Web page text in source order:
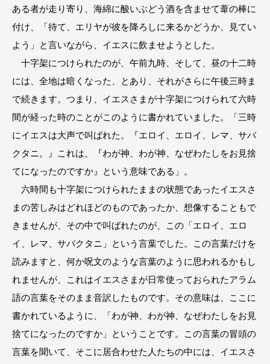
ある者が走り寄り、海綿に酸いぶどう酒を含ませて葦の棒に
付け、「待て、エリヤが彼を降ろしに来るかどうか、見てい
よう」と言いながら、イエスに飲ませようとした。
十字架につけられたのが、午前九時、そして、昼の十二時
には、全地は暗くなった、とあり、それがさらに午後三時ま
で続きます。つまり、イエスさまが十字架につけられて六時
間が経った時のことがこのように書かれていました。「三時
にイエスは大声で叫ばれた。『エロイ、エロイ、レマ、サバ
クタニ。』これは、『わが神、わが神、なぜわたしをお見捨
てになったのですか』という意味である」。
六時間も十字架につけられたままの状態であったイエスさ
まの苦しみはどれほどのものであったか、想像することもで
きませんが、その中で叫ばれたのが、この「エロイ、エロ
イ、レマ、サバクタニ」という言葉でした。この言葉だけを
読みますと、何か呪文のような言葉のように思われるかもし
れませんが、これはイエスさまが日常使っておられたアラム
語の言葉をそのまま音訳したものです。その意味は、ここに
書かれているように、「わが神、わが神、なぜわたしをお見
捨てになったのですか」ということです。この言葉の冒頭の
言葉を聞いて、そこに居合わせた人たちの中には、イエスさ